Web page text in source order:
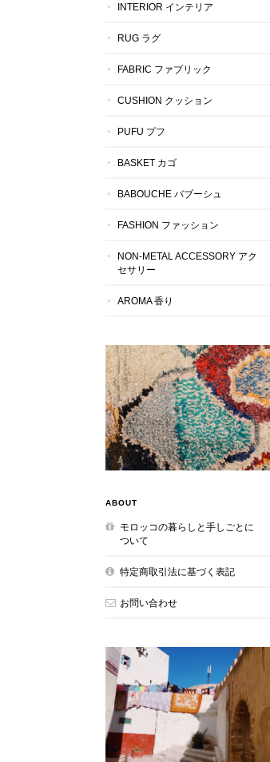
INTERIOR インテリア
RUG ラグ
FABRIC ファブリック
CUSHION クッション
PUFU プフ
BASKET カゴ
BABOUCHE バブーシュ
FASHION ファッション
NON-METAL ACCESSORY アク
セサリー
AROMA 香り
ABOUT
モロッコの暮らしと手しごとに
ついて
特定商取引法に基づく表記
お問い合わせ